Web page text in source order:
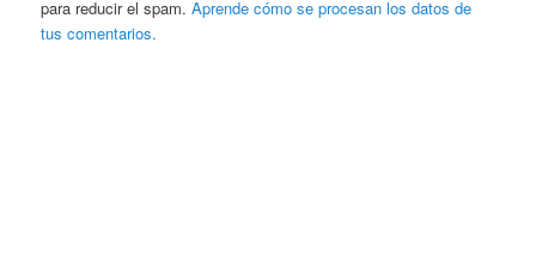
para reducir el spam.Aprende cómo se procesan los datos de
tus comentarios.